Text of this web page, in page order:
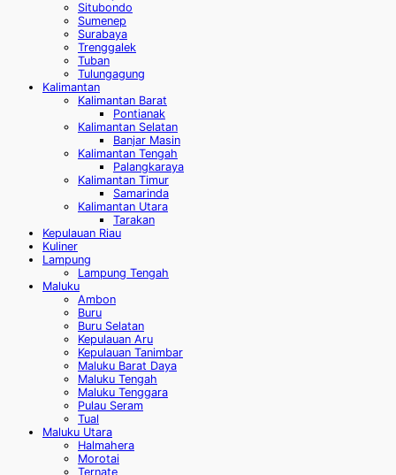
Situbondo
Sumenep
Surabaya
Trenggalek
Tuban
Tulungagung
Kalimantan
Kalimantan Barat
Pontianak
Kalimantan Selatan
Banjar Masin
Kalimantan Tengah
Palangkaraya
Kalimantan Timur
Samarinda
Kalimantan Utara
Tarakan
Kepulauan Riau
Kuliner
Lampung
Lampung Tengah
Maluku
Ambon
Buru
Buru Selatan
Kepulauan Aru
Kepulauan Tanimbar
Maluku Barat Daya
Maluku Tengah
Maluku Tenggara
Pulau Seram
Tual
Maluku Utara
Halmahera
Morotai
Ternate